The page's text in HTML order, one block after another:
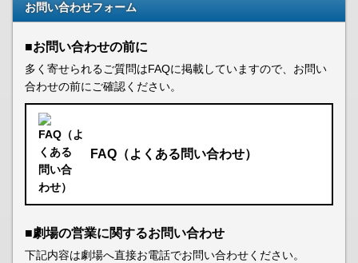
お問い合わせフォーム
■お問い合わせの前に
多く寄せられるご質問はFAQに掲載していますので、お問い
合わせの前にご確認ください。
FAQ（よくある問い合わせ）
■劇場の営業に関するお問い合わせ
下記内容は劇場へ直接お電話でお問い合わせください。